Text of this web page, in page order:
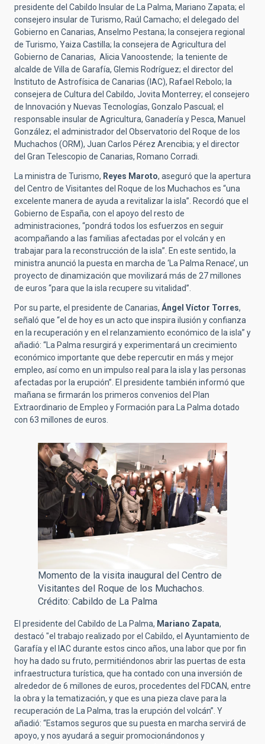
presidente del Cabildo Insular de La Palma, Mariano Zapata; el
consejero insular de Turismo, Raúl Camacho; el delegado del
Gobierno en Canarias, Anselmo Pestana; la consejera regional
de Turismo, Yaiza Castilla; la consejera de Agricultura del
Gobierno de Canarias, Alicia Vanoostende; la teniente de
alcalde de Villa de Garafía, Glemis Rodríguez; el director del
Instituto de Astrofísica de Canarias (IAC), Rafael Rebolo; la
consejera de Cultura del Cabildo, Jovita Monterrey; el consejero
de Innovación y Nuevas Tecnologías, Gonzalo Pascual; el
responsable insular de Agricultura, Ganadería y Pesca, Manuel
González; el administrador del Observatorio del Roque de los
Muchachos (ORM), Juan Carlos Pérez Arencibia; y el director
del Gran Telescopio de Canarias, Romano Corradi.
La ministra de Turismo, Reyes Maroto, aseguró que la apertura
del Centro de Visitantes del Roque de los Muchachos es “una
excelente manera de ayuda a revitalizar la isla”. Recordó que el
Gobierno de España, con el apoyo del resto de
administraciones, “pondrá todos los esfuerzos en seguir
acompañando a las familias afectadas por el volcán y en
trabajar para la reconstrucción de la isla”. En este sentido, la
ministra anunció la puesta en marcha de ‘La Palma Renace’, un
proyecto de dinamización que movilizará más de 27 millones
de euros “para que la isla recupere su vitalidad”.
Por su parte, el presidente de Canarias, Ángel Víctor Torres,
señaló que “el de hoy es un acto que inspira ilusión y confianza
en la recuperación y en el relanzamiento económico de la isla” y
añadió: “La Palma resurgirá y experimentará un crecimiento
económico importante que debe repercutir en más y mejor
empleo, así como en un impulso real para la isla y las personas
afectadas por la erupción”. El presidente también informó que
mañana se firmarán los primeros convenios del Plan
Extraordinario de Empleo y Formación para La Palma dotado
con 63 millones de euros.
Momento de la visita inaugural del Centro de
Visitantes del Roque de los Muchachos.
Crédito: Cabildo de La Palma
El presidente del Cabildo de La Palma, Mariano Zapata,
destacó "el trabajo realizado por el Cabildo, el Ayuntamiento de
Garafía y el IAC durante estos cinco años, una labor que por fin
hoy ha dado su fruto, permitiéndonos abrir las puertas de esta
infraestructura turística, que ha contado con una inversión de
alrededor de 6 millones de euros, procedentes del FDCAN, entre
la obra y la tematización, y que es una pieza clave para la
recuperación de La Palma, tras la erupción del volcán”. Y
añadió: “Estamos seguros que su puesta en marcha servirá de
apoyo, y nos ayudará a seguir promocionándonos y